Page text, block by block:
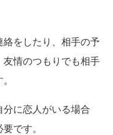
をしたり、相手の予
情のつもりでも相手
に恋人がいる場合
です。